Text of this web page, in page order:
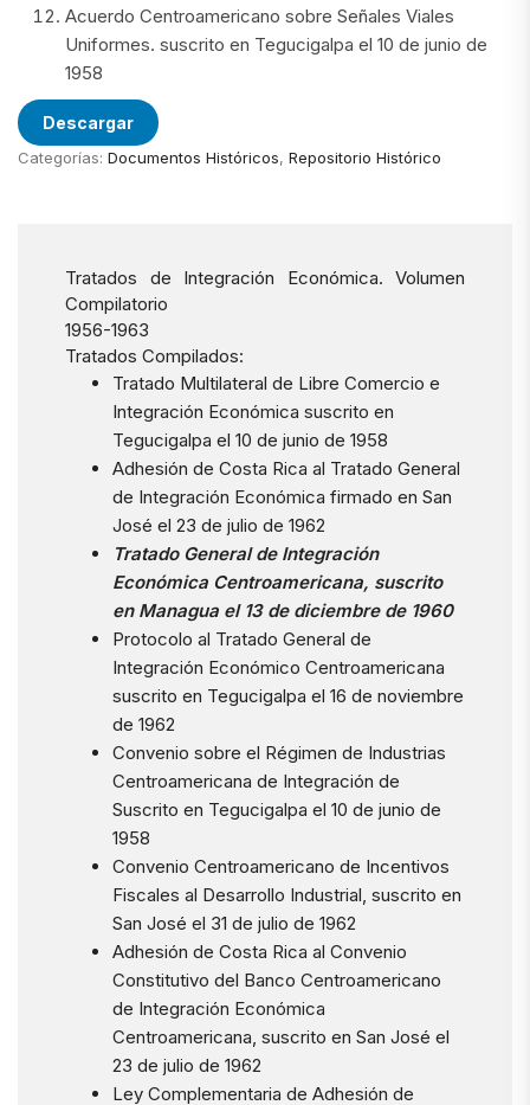
Acuerdo Centroamericano sobre Señales Viales
Uniformes. suscrito en Tegucigalpa el 10 de junio de
1958
Descargar
Categorías: Documentos Históricos, Repositorio Histórico
Tratados de Integración Económica. Volumen
Compilatorio
1956-1963
Tratados Compilados:
Tratado Multilateral de Libre Comercio e
Integración Económica suscrito en
Tegucigalpa el 10 de junio de 1958
Adhesión de Costa Rica al Tratado General
de Integración Económica firmado en San
José el 23 de julio de 1962
Tratado General de Integración
Económica Centroamericana, suscrito
en Managua el 13 de diciembre de 1960
Protocolo al Tratado General de
Integración Económico Centroamericana
suscrito en Tegucigalpa el 16 de noviembre
de 1962
Convenio sobre el Régimen de Industrias
Centroamericana de Integración de
Suscrito en Tegucigalpa el 10 de junio de
1958
Convenio Centroamericano de Incentivos
Fiscales al Desarrollo Industrial, suscrito en
San José el 31 de julio de 1962
Adhesión de Costa Rica al Convenio
Constitutivo del Banco Centroamericano
de Integración Económica
Centroamericana, suscrito en San José el
23 de julio de 1962
Ley Complementaria de Adhesión de